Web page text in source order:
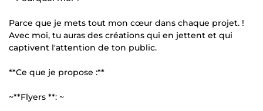
Parce que je mets tout mon cœur dans chaque projet. !
Avec moi, tu auras des créations qui en jettent et qui
captivent l'attention de ton public.
**Ce que je propose :**
~**Flyers **: ~